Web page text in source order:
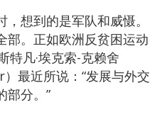
想到的是军队和威慑。
部。正如欧洲反贫困运动
特凡·埃克索-克赖舍
最近所说：“发展与外交
部分。”